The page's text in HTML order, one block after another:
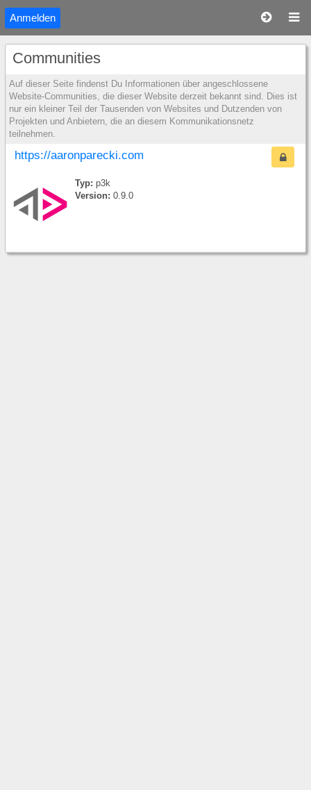
Anmelden
Communities
Auf dieser Seite findenst Du Informationen über angeschlossene
Website-Communities, die dieser Website derzeit bekannt sind. Dies ist
nur ein kleiner Teil der Tausenden von Websites und Dutzenden von
Projekten und Anbietern, die an diesem Kommunikationsnetz
teilnehmen.
https://aaronparecki.com
Typ: p3k
Version: 0.9.0